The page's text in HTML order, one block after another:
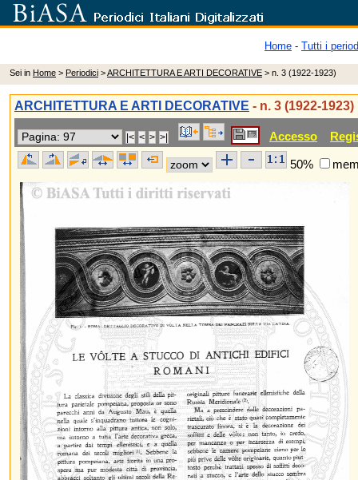
Home - Tutti i
Sei in Home > Periodici >ARCHITETTURA E ARTI DECORATIVE > n. 3 (1922-1923)
ARCHITETTURA E ARTI DECORATIVE - n. 3 (1922-1923)
Accesso
50%